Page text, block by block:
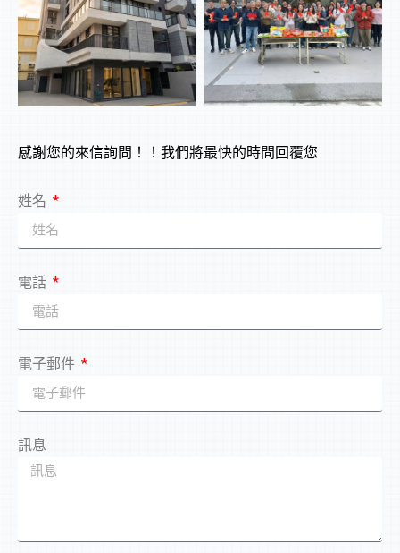
感謝您的來信詢問！！我們將最快的時間回覆您
姓名
電話
電子郵件
訊息